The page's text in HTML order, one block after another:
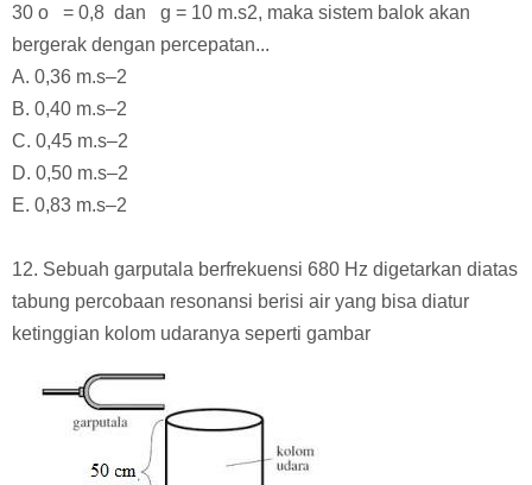
30 o = 0,8 dan g = 10 m.s2, maka sistem balok akan
bergerak dengan percepatan...
A. 0,36 m.s–2
B. 0,40 m.s–2
C. 0,45 m.s–2
D. 0,50 m.s–2
E. 0,83 m.s–2
12. Sebuah garputala berfrekuensi 680 Hz digetarkan diatas
tabung percobaan resonansi berisi air yang bisa diatur
ketinggian kolom udaranya seperti gambar